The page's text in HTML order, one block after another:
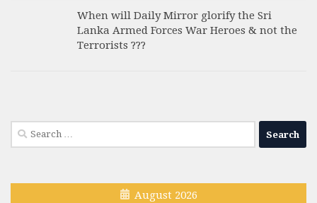
When will Daily Mirror glorify the Sri
Lanka Armed Forces War Heroes & not the
Terrorists ???
Search
for:
August 2026